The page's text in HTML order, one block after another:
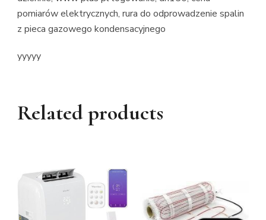
pomiarów elektrycznych, rura do odprowadzenie spalin
z pieca gazowego kondensacyjnego
yyyyy
Related products